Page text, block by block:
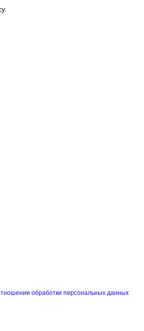
обработки персональных данных